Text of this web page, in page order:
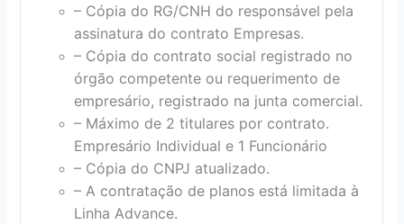
– Cópia do RG/CNH do responsável pela
assinatura do contrato Empresas.
– Cópia do contrato social registrado no
órgão competente ou requerimento de
empresário, registrado na junta comercial.
– Máximo de 2 titulares por contrato.
Empresário Individual e 1 Funcionário
– Cópia do CNPJ atualizado.
– A contratação de planos está limitada à
Linha Advance.